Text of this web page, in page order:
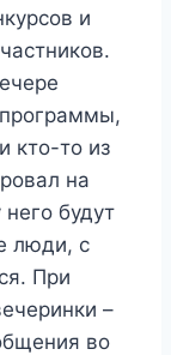
и
кто-то из
на
будут
люди, с
При
–
во